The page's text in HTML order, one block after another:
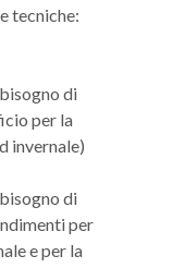
tecniche:
di
per la
invernale)
di
per
e per la